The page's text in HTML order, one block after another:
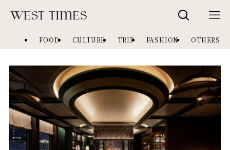
NEW FOOD CULTURE TRIP FASHION OTHERS